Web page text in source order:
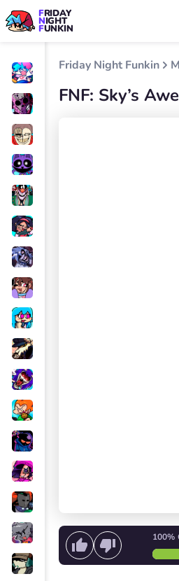
FRIDAY
NIGHT
FUNKIN
Friday Night Funkin
FNF: Sky’s
100%